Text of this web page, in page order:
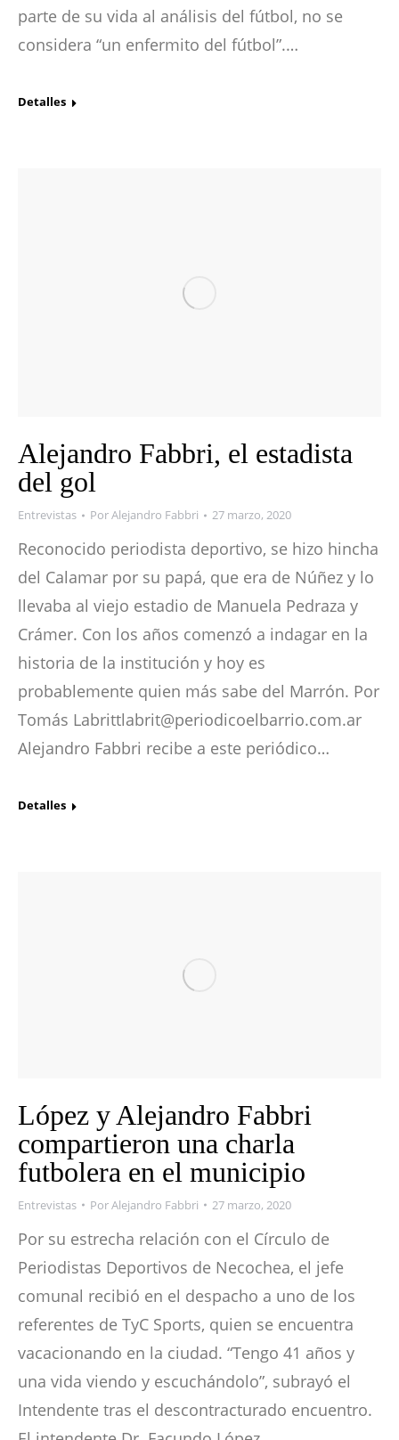
parte de su vida al análisis del fútbol, no se
considera “un enfermito del fútbol”.…
Detalles
Alejandro Fabbri, el estadista
del gol
Entrevistas PorAlejandro Fabbri 27 marzo, 2020
Reconocido periodista deportivo, se hizo hincha
del Calamar por su papá, que era de Núñez y lo
llevaba al viejo estadio de Manuela Pedraza y
Crámer. Con los años comenzó a indagar en la
historia de la institución y hoy es
probablemente quien más sabe del Marrón. Por
Tomás Labrittlabrit@periodicoelbarrio.com.ar
Alejandro Fabbri recibe a este periódico…
Detalles
López y Alejandro Fabbri
compartieron una charla
futbolera en el municipio
Entrevistas PorAlejandro Fabbri 27 marzo, 2020
Por su estrecha relación con el Círculo de
Periodistas Deportivos de Necochea, el jefe
comunal recibió en el despacho a uno de los
referentes de TyC Sports, quien se encuentra
vacacionando en la ciudad. “Tengo 41 años y
una vida viendo y escuchándolo”, subrayó el
Intendente tras el descontracturado encuentro.